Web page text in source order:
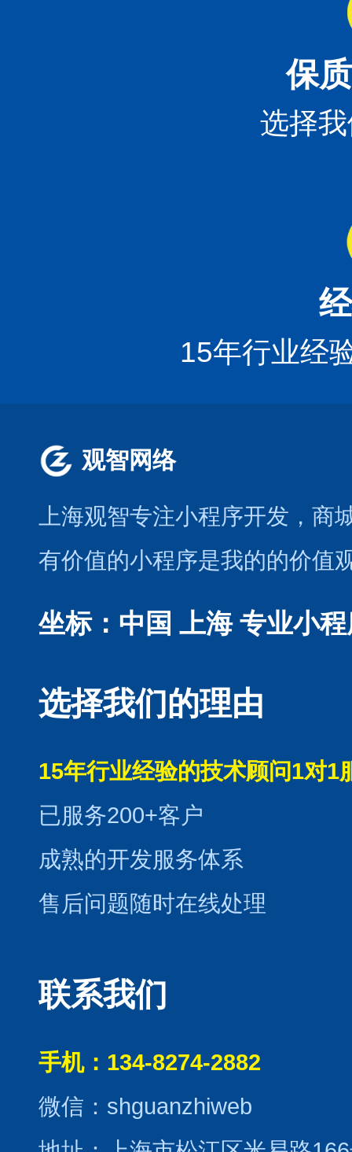
保
选择
15年行业经
观智网络
上海观智专注小程序开发 ，商
有价值的小程序是我的的价值
坐标：中国 上海 专业小
选择我们的理由
15年行业经验的技术顾问1对1
已服务200+客户
成熟的开发服务体系
售后问题随时在线处理
联系我们
手机：134-8274-2882
微信：shguanzhiweb